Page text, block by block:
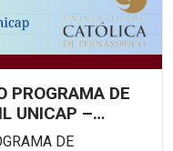
PROGRAMA DE
UNICAP –
DE